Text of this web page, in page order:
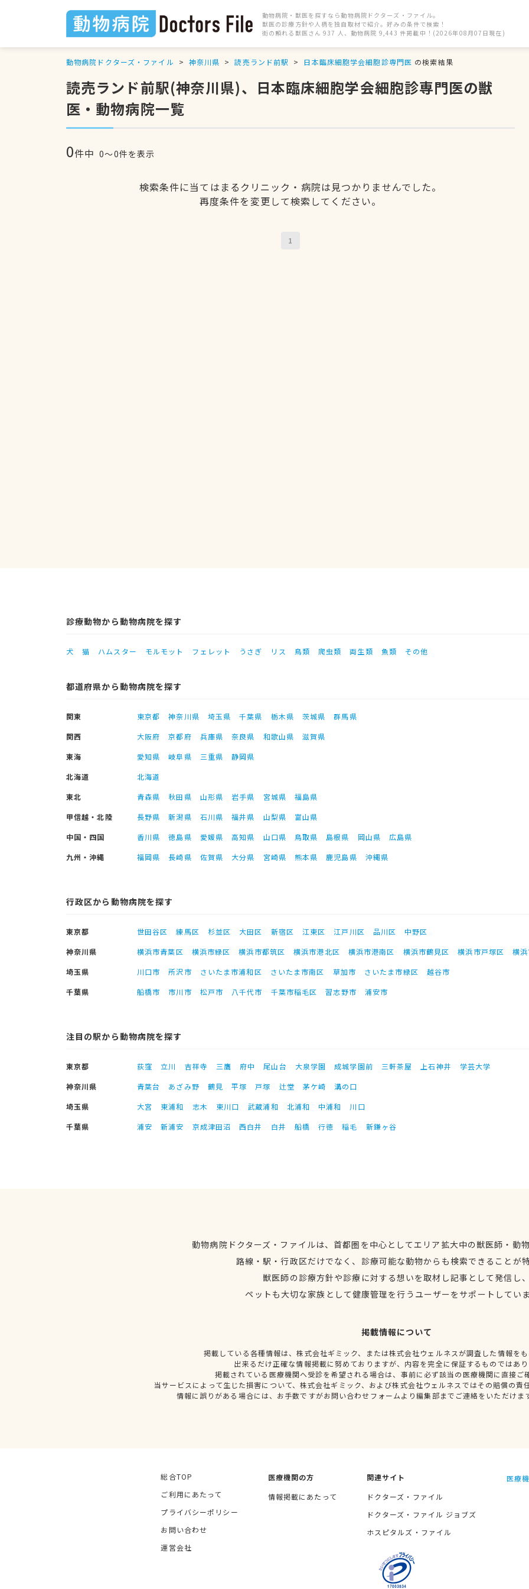
動物病院・獣医を探すなら動物病院ドクターズ・ファイル。
獣医の診療方針や人柄を独自取材で紹介。好みの条件で検索！
街の頼れる獣医さん 937 人、動物病院 9,443 件掲載中！(2026年08月07日現在)
動物病院ドクターズ・ファイル 神奈川県 読売ランド前駅 日本臨床細胞学会細胞診専門医 の検索結果
読売ランド前駅(神奈川県)、日本臨床細胞学会細胞診専門医の獣
医・動物病院一覧
0件中 0〜0件を表示
検索条件に当てはまるクリニック・病院は見つかりませんでした。
再度条件を変更して検索してください。
1
診療動物から動物病院を探す
犬 猫 ハムスター モルモット フェレット うさぎ リス 鳥類 爬虫類 両生類 魚類 その他
都道府県から動物病院を探す
関東 東京都 神奈川県 埼玉県 千葉県 栃木県 茨城県
群馬県
関西
大阪府 京都府 兵庫県 奈良県 和歌山県
滋賀県
東海
愛知県 岐阜県 三重県
静岡県
北海道
北海道
東北
青森県 秋田県 山形県 岩手県 宮城県
福島県
甲信越・北陸
長野県 新潟県 石川県 福井県 山梨県
富山県
中国・四国
香川県 徳島県 愛媛県 高知県 山口県 鳥取県 島根県 岡山県
広島県
九州・沖縄
福岡県 長崎県 佐賀県 大分県 宮崎県 熊本県 鹿児島県 沖縄県
行政区から動物病院を探す
東京都 世田谷区 練馬区 杉並区 大田区 新宿区 江東区 江戸川区 品川区
中野区
神奈川県
横浜市青葉区 横浜市緑区 横浜市都筑区 横浜市港北区 横浜市港南区 横浜市鶴見区 横浜市戸塚区
横
埼玉県
川口市 所沢市 さいたま市浦和区 さいたま市南区 草加市 さいたま市緑区
越谷市
千葉県
船橋市 市川市 松戸市 八千代市 千葉市稲毛区 習志野市 浦安市
注目の駅から動物病院を探す
東京都 荻窪 立川 吉祥寺 三鷹 府中 尾山台 大泉学園 成城学園前 三軒茶屋 上石神井
学芸大学
神奈川県
青葉台 あざみ野 鶴見 平塚 戸塚 辻堂 茅ケ崎
溝の口
埼玉県
大宮 東浦和 志木 東川口 武蔵浦和 北浦和 中浦和
川口
千葉県
浦安 新浦安 京成津田沼 西白井 白井 船橋 行徳 稲毛 新鎌ヶ谷
動物病院ドクターズ・ファイルは、首都圏を中心としてエリア拡大中の獣医師・動
路線・駅・行政区だけでなく、診療可能な動物からも検索できることが
獣医師の診療方針や診療に対する想いを取材し記事として発信し
ペットも大切な家族として健康管理を行うユーザーをサポートしてい
掲載情報について
掲載している各種情報は、株式会社ギミック、または株式会社ウェルネスが調査した情報を
出来るだけ正確な情報掲載に努めておりますが、内容を完全に保証するものではあ
掲載されている医療機関へ受診を希望される場合は、事前に必ず該当の医療機関に直接ご
当サービスによって生じた損害について、株式会社ギミック、および株式会社ウェルネスではその賠償の責
情報に誤りがある場合には、お手数ですがお問い合わせフォームより編集部までご連絡をいただけま
総合TOP
ご利用にあたって
プライバシーポリシー
お問い合わせ
運営会社
医療機関の方
情報掲載にあたって
関連サイト
ドクターズ・ファイル
ドクターズ・ファイル ジョブズ
ホスピタルズ・ファイル
医療